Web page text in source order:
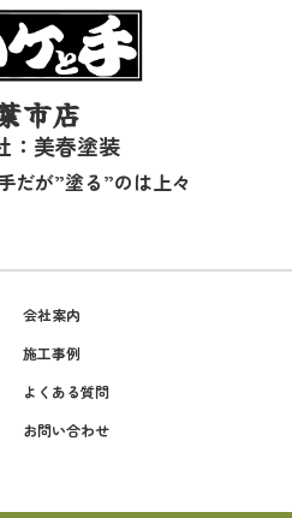
市店
：美春塗装
だが”塗る”のは上々
会社案内
施工事例
よくある質問
お問い合わせ